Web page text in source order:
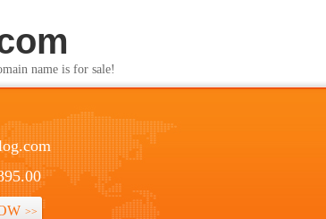
name is for sale!
>>